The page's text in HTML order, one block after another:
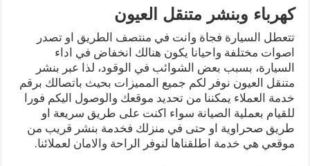
كهرباء وبنشر متنقل العيون
تتعطل السيارة فجاة وانت في منتصف الطريق او تصدر
اصوات مختلفة واحيانا يكون هنالك انخفاض في اداء
السيارة، بسبب بعض الشوائب في الوقود، لذا عبر بنشر
متنقل العيون نوفر لكم جميع المميزات بحيث باتصالك برقم
خدمة العملاء يمكننا من تحديد موقعك والوصول اليكم فورا
للقيام بعملية الصيانة سواء اكنت على طريق سريعة او
طريق صحراوية او حتى في منزلك فخدمة بنشر قريب من
موقعي هي خدمة اطلقناها لنوفر الراحة والامان لعملائنا.